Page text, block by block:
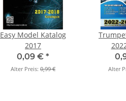
Easy Model Katalog
2017
0,09 € *
Alter Preis: 0,99 € Alter